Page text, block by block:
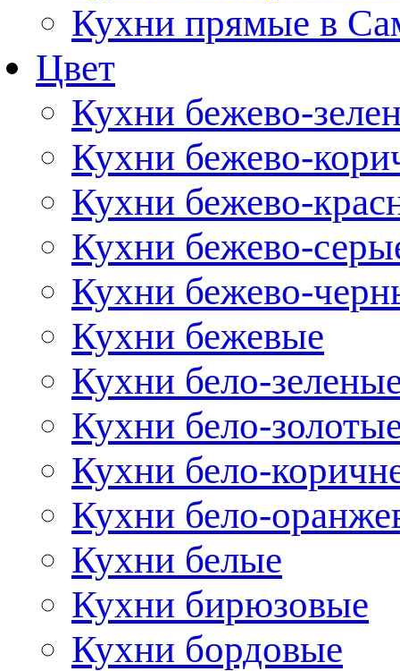
Кухни прямые в
Цвет
Кухни бежево-
Кухни бежево-
Кухни бежево-
Кухни бежево-
Кухни бежево-
Кухни бежевые
Кухни бело-
Кухни бело-
Кухни бело-
Кухни бело-
Кухни белые
Кухни бирюзовые
Кухни бордовые